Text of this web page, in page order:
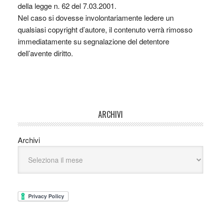
della legge n. 62 del 7.03.2001.
Nel caso si dovesse involontariamente ledere un
qualsiasi copyright d’autore, il contenuto verrà rimosso
immediatamente su segnalazione del detentore
dell’avente diritto.
ARCHIVI
Archivi